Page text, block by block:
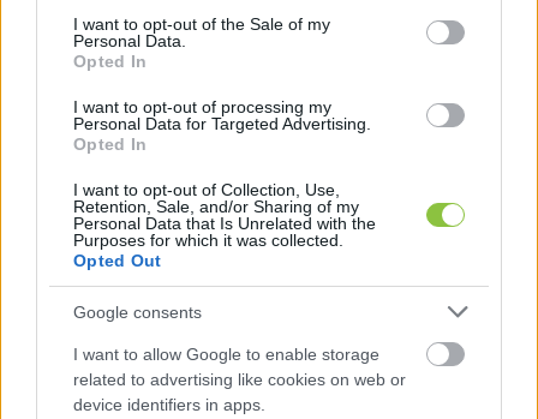
consent section.
I want to opt-out of the Sale of my
Personal Data.
Opted In
I want to opt-out of processing my
Personal Data for Targeted Advertising.
Opted In
I want to opt-out of Collection, Use,
Retention, Sale, and/or Sharing of my
Personal Data that Is Unrelated with the
Purposes for which it was collected.
Opted Out
Google consents
I want to allow Google to enable storage
related to advertising like cookies on web or
device identifiers in apps.
hogy helyettesítést kér a teljes ülésen, a
negyedik, hogy ezt csak egy részén teszi meg.
A lap gyűjtése hiányzásnak vette, ha valaki
egyáltalán nem ment el, vagy helyettesítést
fizikailag nem volt ott az adott politikus. Aki csak
az ülés egy részén kért helyettesítést, azt
viszont már nem vették hiányzásnak, hiszen egy
ponton befutott a képviselő.
Az eredmény: 159 bizottsági tagból 25 olyan
politikust találtak, akik 40-49 százalék közti